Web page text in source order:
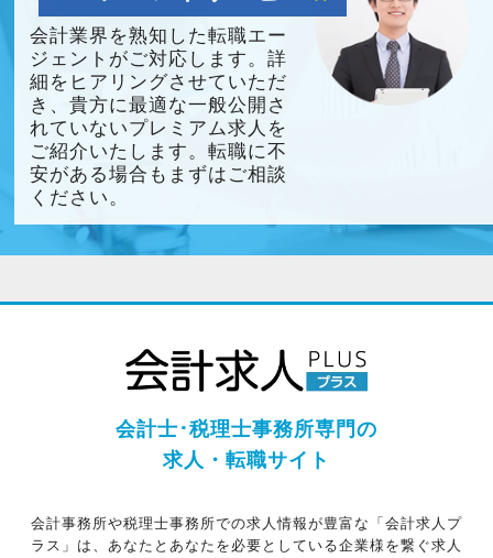
会計業界を熟知した転職エー
ジェントがご対応します。詳
細をヒアリングさせていただ
き、貴方に最適な一般公開さ
れていないプレミアム求人を
ご紹介いたします。転職に不
安がある場合もまずはご相談
ください。
会計士･税理士事務所専門の
求人・転職サイト
会計事務所や税理士事務所での求人情報が豊富な「会計求人プ
ラス」は、あなたとあなたを必要としている企業様を繋ぐ求人